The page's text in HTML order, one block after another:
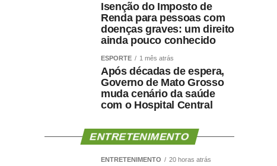
Isenção do Imposto de
Renda para pessoas com
doenças graves: um direito
ainda pouco conhecido
ESPORTE 1 mês atrás
Após décadas de espera,
Governo de Mato Grosso
muda cenário da saúde
com o Hospital Central
ENTRETENIMENTO
ENTRETENIMENTO 20 horas atrás